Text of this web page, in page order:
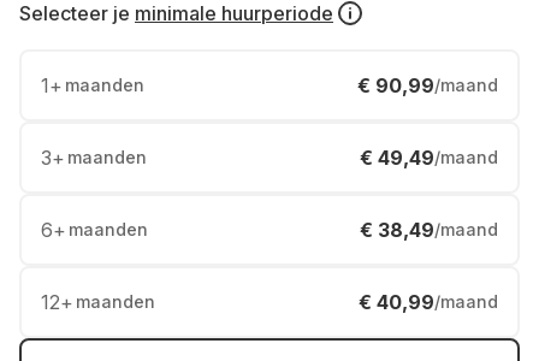
Selecteer je minimale huurperiode
1+ maanden € 90,99/maand
3+ maanden € 49,49/maand
6+ maanden € 38,49/maand
12+ maanden € 40,99/maand